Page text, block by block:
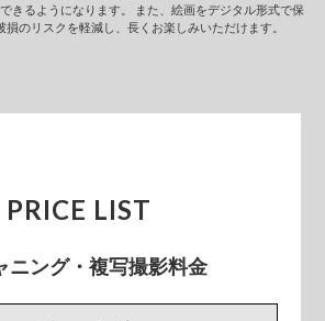
きるようになります。
また、絵画をデジタル形式で保
のリスクを軽減し、長くお楽しみいただけます。
PRICE LIST
ニング・複写撮影料金